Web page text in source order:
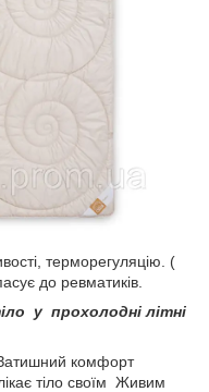
терморегуляцію. (
до ревматиків.
у прохолодні літні
комфорт
тіло своїм Живим